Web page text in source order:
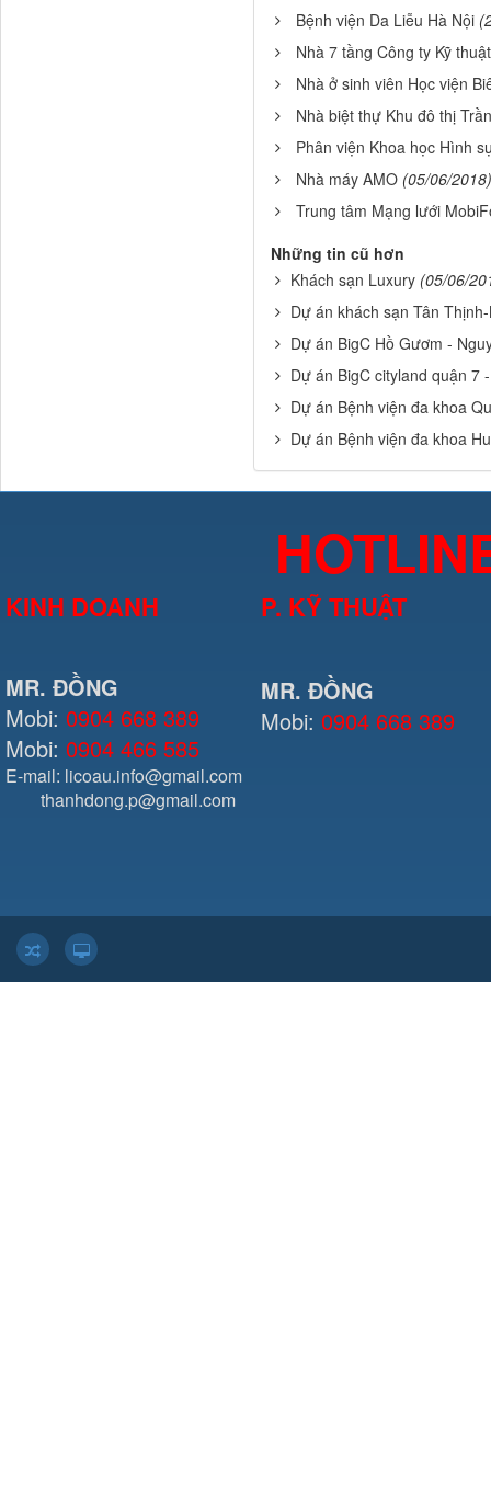
Bệnh viện Da Liễu Hà Nội
Nhà 7 tầng Công ty Kỹ
Nhà ở sinh viên Học viện
Nhà biệt thự Khu đô thị
Phân viện Khoa học Hình
Nhà máy AMO (05/06/2018)
Trung tâm Mạng lưới
Những tin cũ hơn
Khách sạn Luxury (05/06/
Dự án khách sạn Tân
Dự án BigC Hồ Gươm -
Dự án BigC cityland quận 7
Dự án Bệnh viện đa khoa
Dự án Bệnh viện đa khoa
KINH DOANH P. KỸ THUẬT
MR. ĐỒNG
Mobi: 0904 668 389
Mobi: 0904 466 585
E-mail: licoau.info@gmail.com
thanhdong.p@gmail.com
MR. ĐỒNG
Mobi: 0904 668 389